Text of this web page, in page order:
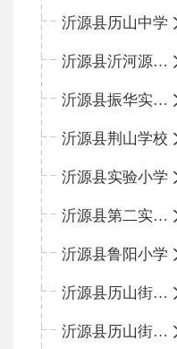
沂源县历山中学
沂源县沂河源学校
沂源县振华实验学校
沂源县荆山学校
沂源县实验小学
沂源县第二实验小学
沂源县鲁阳小学
沂源县历山街道办事处振兴路小学
沂源县历山街道办事处荆山路小学